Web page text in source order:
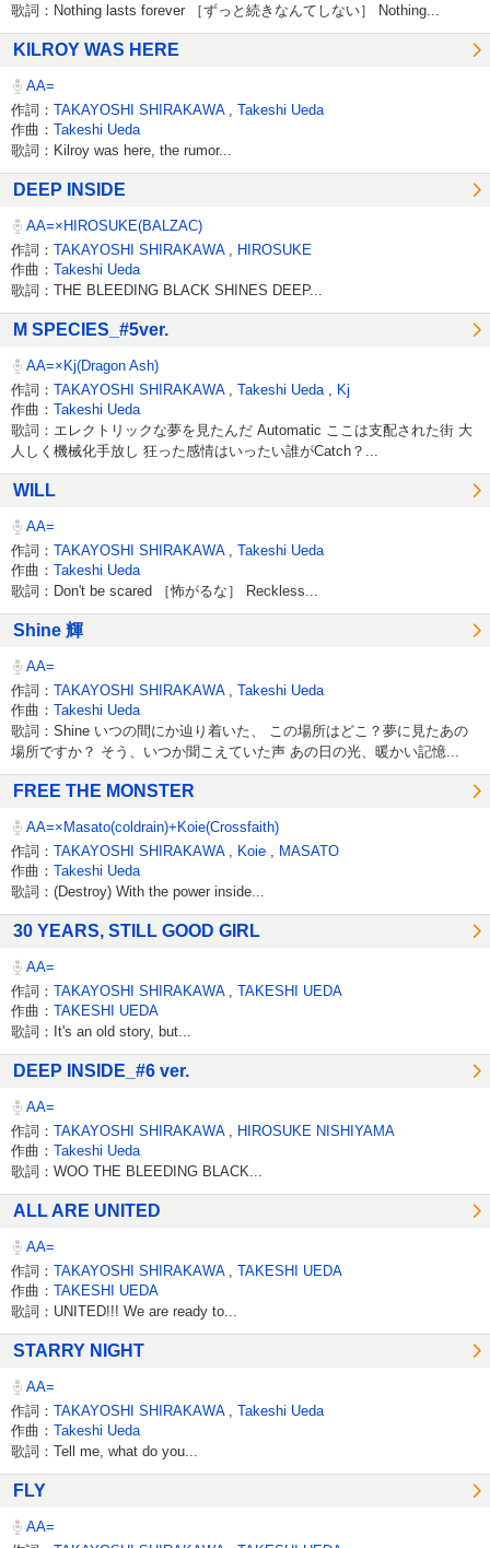
歌詞：Nothing lasts forever ［ずっと続きなんてしない］ Nothing...
KILROY WAS HERE
AA=
作詞： TAKAYOSHI SHIRAKAWA
Takeshi Ueda
作曲： Takeshi Ueda
歌詞：Kilroy was here, the rumor...
DEEP INSIDE
AA=×HIROSUKE(BALZAC)
作詞： TAKAYOSHI SHIRAKAWA
HIROSUKE
作曲： Takeshi Ueda
歌詞：THE BLEEDING BLACK SHINES DEEP...
M SPECIES_#5ver.
AA=×Kj(Dragon Ash)
作詞： TAKAYOSHI SHIRAKAWA Takeshi Ueda
Kj
作曲： Takeshi Ueda
歌詞：エレクトリックな夢を見たんだ Automatic ここは支配された街 大
人しく機械化手放し 狂った感情はいったい誰がCatch？...
WILL
AA=
作詞： TAKAYOSHI SHIRAKAWA
Takeshi Ueda
作曲： Takeshi Ueda
歌詞：Don't be scared ［怖がるな］ Reckless...
Shine 輝
AA=
作詞： TAKAYOSHI SHIRAKAWA
Takeshi Ueda
作曲： Takeshi Ueda
歌詞：Shine いつの間にか辿り着いた、 この場所はどこ？夢に見たあの
場所ですか？ そう、いつか聞こえていた声 あの日の光、暖かい記憶...
FREE THE MONSTER
AA=×Masato(coldrain)+Koie(Crossfaith)
作詞： TAKAYOSHI SHIRAKAWA Koie
MASATO
作曲： Takeshi Ueda
歌詞：(Destroy) With the power inside...
30 YEARS, STILL GOOD GIRL
AA=
作詞： TAKAYOSHI SHIRAKAWA
TAKESHI UEDA
作曲： TAKESHI UEDA
歌詞：It's an old story, but...
DEEP INSIDE_#6 ver.
AA=
作詞： TAKAYOSHI SHIRAKAWA
HIROSUKE NISHIYAMA
作曲： Takeshi Ueda
歌詞：WOO THE BLEEDING BLACK...
ALL ARE UNITED
AA=
作詞： TAKAYOSHI SHIRAKAWA
TAKESHI UEDA
作曲： TAKESHI UEDA
歌詞：UNITED!!! We are ready to...
STARRY NIGHT
AA=
作詞： TAKAYOSHI SHIRAKAWA
Takeshi Ueda
作曲： Takeshi Ueda
歌詞：Tell me, what do you...
FLY
AA=